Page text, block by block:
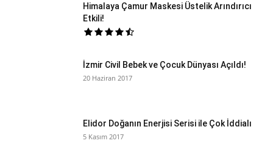
Himalaya Çamur Maskesi Üstelik Arındırıcı
Etkili!
İzmir Civil Bebek ve Çocuk Dünyası Açıldı!
20 Haziran 2017
Elidor Doğanın Enerjisi Serisi ile Çok İddialı
5 Kasım 2017